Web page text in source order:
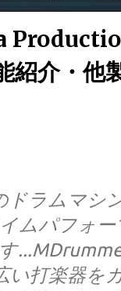
紹介・
ドラムマシ
ムパフォ
い打楽器を